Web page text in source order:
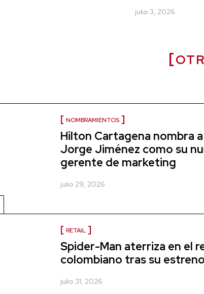
julio 3, 2026
NOMBRAMIENTOS
Hilton Cartagena nombra a
Jorge Jiménez como su
gerente de marketing
julio 29, 2026
RETAIL
Spider-Man aterriza en el
colombiano tras su estreno
julio 31, 2026